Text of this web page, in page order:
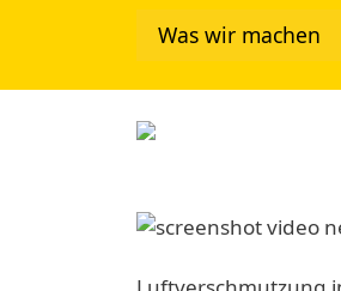
Was wir machen
Image